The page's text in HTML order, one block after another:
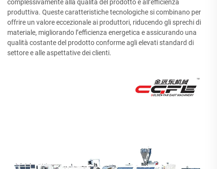
complessivamente alla qualità del prodotto e all’efficienza
produttiva. Queste caratteristiche tecnologiche si combinano per
offrire un valore eccezionale ai produttori, riducendo gli sprechi di
materiale, migliorando l’efficienza energetica e assicurando una
qualità costante del prodotto conforme agli elevati standard di
settore e alle aspettative dei clienti.